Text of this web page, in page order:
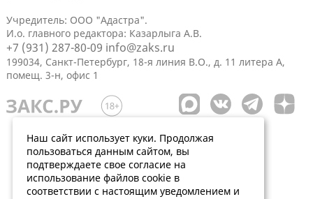
Учредитель: ООО "Адастра".
И.о. главного редактора: Казарлыга А.В.
+7 (931) 287-80-09 info@zaks.ru
199034, Санкт-Петербург, 18-я линия В.О., д. 11 литера А,
помещ. 3-н, офис 1
Наш сайт использует куки. Продолжая
пользоваться данным сайтом, вы
подтверждаете свое согласие на
использование файлов cookie в
соответствии с настоящим уведомлением и